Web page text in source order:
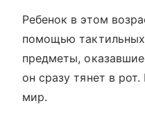
Ребенок в этом
помощью
предметы,
он сразу тянет в
мир.